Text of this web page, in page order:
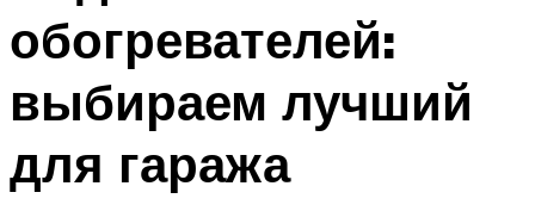
Меню
обогревателей:
выбираем лучший
для гаража